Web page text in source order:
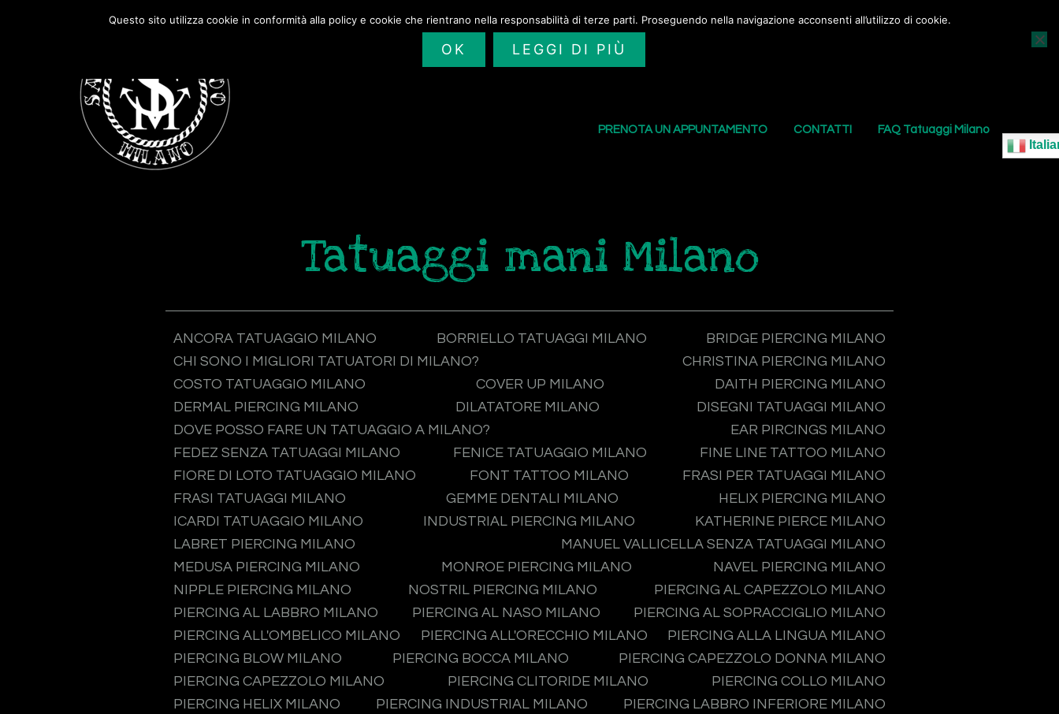
SAILORS TATTOO I NOSTRI TATUAGGI
PRENOTA UN APPUNTAMENTO CONTATTI FAQ Tatuaggi Milano
Tatuaggi mani Milano
ANCORA TATUAGGIO MILANO BORRIELLO TATUAGGI MILANO
BRIDGE PIERCING MILANO
CHI SONO I MIGLIORI TATUATORI DI MILANO?
CHRISTINA PIERCING MILANO
COSTO TATUAGGIO MILANO
COVER UP MILANO
DAITH PIERCING MILANO
DERMAL PIERCING MILANO
DILATATORE MILANO
DISEGNI TATUAGGI MILANO
DOVE POSSO FARE UN TATUAGGIO A MILANO?
EAR PIRCINGS MILANO
FEDEZ SENZA TATUAGGI MILANO
FENICE TATUAGGIO MILANO
FINE LINE TATTOO MILANO
FIORE DI LOTO TATUAGGIO MILANO
FONT TATTOO MILANO
FRASI PER TATUAGGI MILANO
FRASI TATUAGGI MILANO
GEMME DENTALI MILANO
HELIX PIERCING MILANO
ICARDI TATUAGGIO MILANO
INDUSTRIAL PIERCING MILANO
KATHERINE PIERCE MILANO
LABRET PIERCING MILANO
MANUEL VALLICELLA SENZA TATUAGGI MILANO
MEDUSA PIERCING MILANO
MONROE PIERCING MILANO
NAVEL PIERCING MILANO
NIPPLE PIERCING MILANO
NOSTRIL PIERCING MILANO
PIERCING AL CAPEZZOLO MILANO
PIERCING AL LABBRO MILANO
PIERCING AL NASO MILANO
PIERCING AL SOPRACCIGLIO MILANO
PIERCING ALL'OMBELICO MILANO
PIERCING ALL'ORECCHIO MILANO
PIERCING ALLA LINGUA MILANO
PIERCING BLOW MILANO
PIERCING BOCCA MILANO
PIERCING CAPEZZOLO DONNA MILANO
PIERCING CAPEZZOLO MILANO
PIERCING CLITORIDE MILANO
PIERCING COLLO MILANO
PIERCING HELIX MILANO
PIERCING INDUSTRIAL MILANO
PIERCING LABBRO INFERIORE MILANO
Questo sito utilizza cookie in conformità alla policy e cookie che rientrano nella responsabilità di terze parti. Proseguendo nella navigazione acconsenti all’utilizzo di cookie.
OK LEGGI DI PIÙ